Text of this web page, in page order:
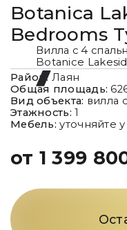
Botanica
Bedrooms
Вилла с 4
Botanice
Район:Лаян
Общая площадь:
Вид объекта: вилла
Этажность:1
Мебель:уточняйте
от 1 399